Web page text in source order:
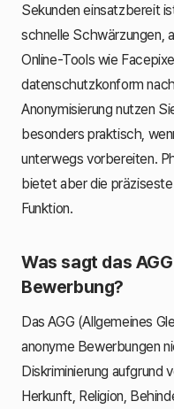
Sekunden einsatzbereit
schnelle Schwärzungen,
Online-Tools wie
datenschutzkonform
Anonymisierung nutzen
besonders praktisch,
unterwegs vorbereiten.
bietet aber die
Funktion.
Was sagt das
Bewerbung?
Das AGG (Allgemeines
anonyme Bewerbungen
Diskriminierung aufgrund
Herkunft, Religion,